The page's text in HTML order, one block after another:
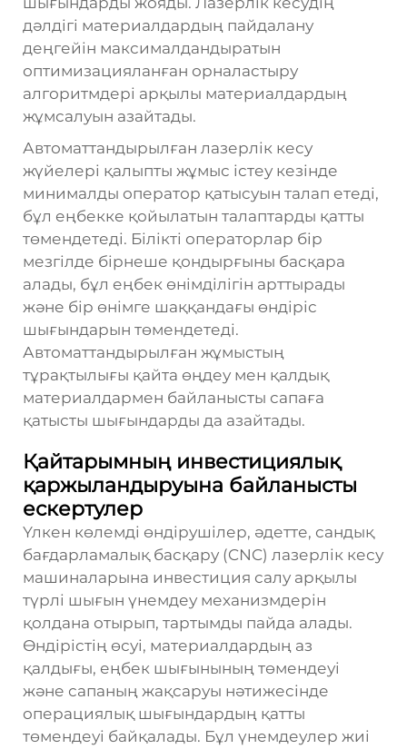
дәлдігі материалдардың пайдалану
деңгейін максималдандыратын
оптимизацияланған орналастыру
алгоритмдері арқылы материалдардың
жұмсалуын азайтады.
Автоматтандырылған лазерлік кесу
жүйелері қалыпты жұмыс істеу кезінде
минималды оператор қатысуын талап етеді,
бұл еңбекке қойылатын талаптарды қатты
төмендетеді. Білікті операторлар бір
мезгілде бірнеше қондырғыны басқара
алады, бұл еңбек өнімділігін арттырады
және бір өнімге шаққандағы өндіріс
шығындарын төмендетеді.
Автоматтандырылған жұмыстың
тұрақтылығы қайта өңдеу мен қалдық
материалдармен байланысты сапаға
қатысты шығындарды да азайтады.
Қайтарымның инвестициялық
қаржыландыруына байланысты
ескертулер
Үлкен көлемді өндірушілер, әдетте, сандық
бағдарламалық басқару (CNC) лазерлік кесу
машиналарына инвестиция салу арқылы
түрлі шығын үнемдеу механизмдерін
қолдана отырып, тартымды пайда алады.
Өндірістің өсуі, материалдардың аз
қалдығы, еңбек шығынының төмендеуі
және сапаның жақсаруы нәтижесінде
операциялық шығындардың қатты
төмендеуі байқалады. Бұл үнемдеулер жиі